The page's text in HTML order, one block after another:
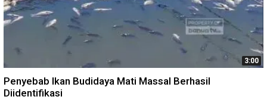
3:00
Penyebab Ikan Budidaya Mati Massal Berhasil
Diidentifikasi